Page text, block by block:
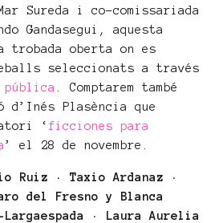
Sureda i co-comissariada
Gandasegui, aquesta
trobada oberta on es
seleccionats a través
pública
. Comptarem també
Plasència que
‘ ficciones para
’ el 28 de novembre.
Ruiz · Taxio Ardanaz ·
del Fresno y Blanca
· Laura Aurelia